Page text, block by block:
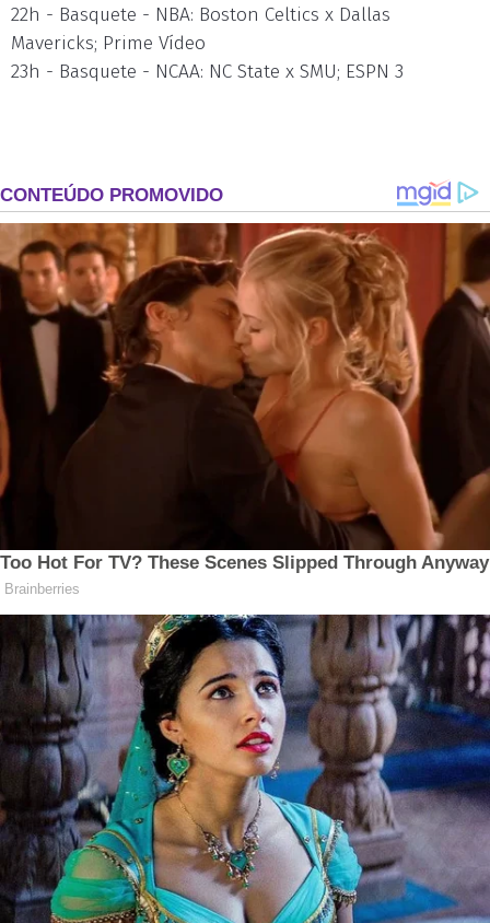
22h - Basquete - NBA: Boston Celtics x Dallas
Mavericks; Prime Vídeo
23h - Basquete - NCAA: NC State x SMU; ESPN 3